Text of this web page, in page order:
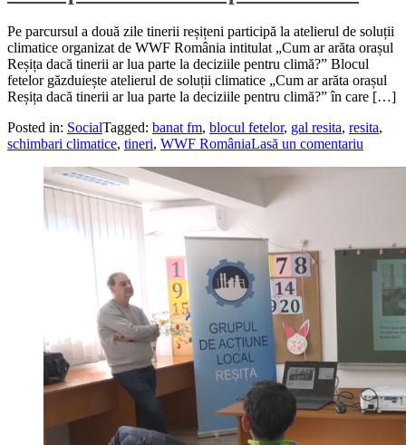
Pe parcursul a două zile tinerii reșițeni participă la atelierul de soluții
climatice organizat de WWF România intitulat „Cum ar arăta orașul
Reșița dacă tinerii ar lua parte la deciziile pentru climă?” Blocul
fetelor găzduiește atelierul de soluții climatice „Cum ar arăta orașul
Reșița dacă tinerii ar lua parte la deciziile pentru climă?” în care […]
Posted in: SocialTagged: banat fm, blocul fetelor, gal resita, resita,
schimbari climatice, tineri, WWF RomâniaLasă un comentariu